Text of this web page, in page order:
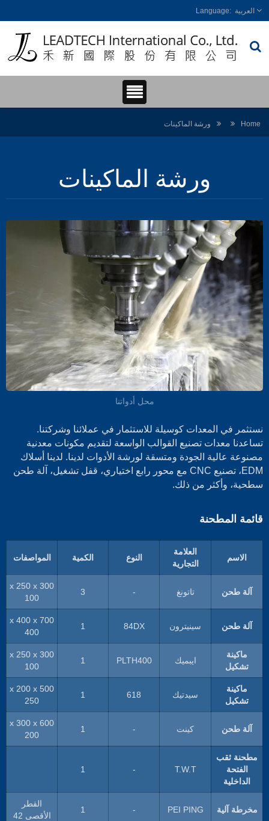
العربية
Home ورشة الماكينات
ورشة الماكينات
محل أدواتنا
نستثمر في المعدات كوسيلة للاستثمار في عملائنا وشركتنا.
تساعدنا معدات تصنيع القوالب الواسعة لتقديم مكونات معدنية
مصنوعة عالية الجودة ومتسقة لورشة الأدوات لدينا. لدينا أسلاك
EDM، تصنيع CNC مع محور رابع اختياري، قفل تشغيل، آلة طحن
سطحية، وأكثر من ذلك.
قائمة المطحنة
الاسم
العلامة
التجارية
النوع الكمية المواصفات
آلة طحن تاتونغ -
3
300 x 250 x
100
آلة طحن سينيترون 84DX
1
700 x 400 x
400
ماكينة
تشكيل
ايبميك PLTH400
1
300 x 250 x
100
ماكينة
تشكيل
سيدتيك 618
1
500 x 200 x
250
آلة طحن كينت -
1
600 x 300 x
200
مطحنة ثقب
الفتحة
الداخلية
T.W.T
-
1
مخرطة آلية PEI PING
-
1
القطر
الأقصى 42